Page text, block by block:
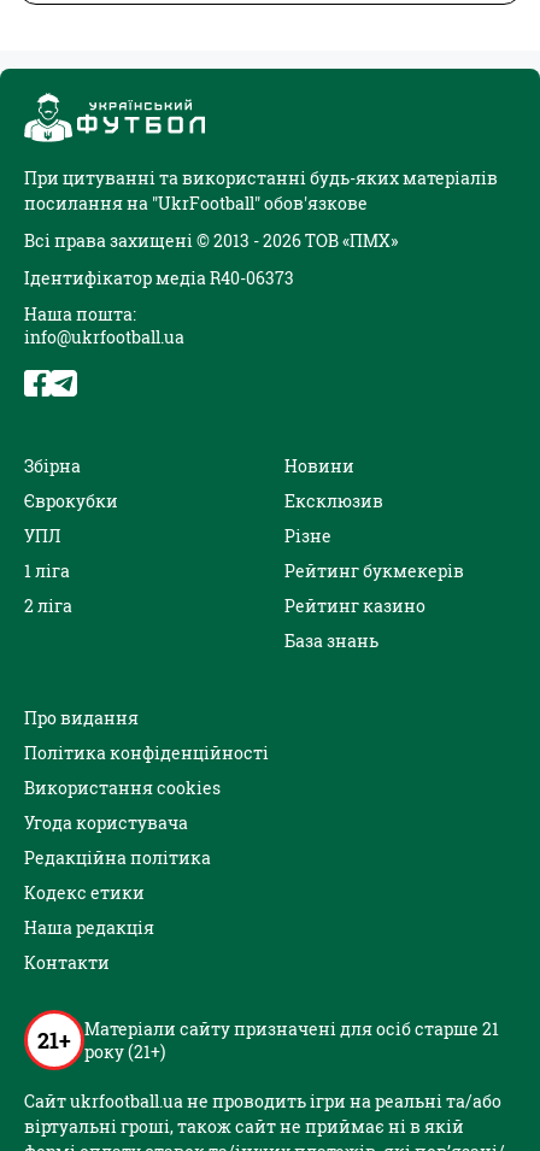
При цитуванні та використанні будь-яких матеріалів
посилання на "UkrFootball" обов'язкове
Всі права захищені © 2013 - 2026 ТОВ «ПМХ»
Ідентифікатор медіа R40-06373
Наша пошта:
info@ukrfootball.ua
Збірна
Єврокубки
УПЛ
1 ліга
2 ліга
Новини
Ексклюзив
Різне
Рейтинг букмекерів
Рейтинг казино
База знань
Про видання
Політика конфіденційності
Використання cookies
Угода користувача
Редакційна політика
Кодекс етики
Наша редакція
Контакти
21+ Матеріали сайту призначені для осіб старше 21
року (21+)
Сайт ukrfootball.ua не проводить ігри на реальні та/або
віртуальні гроші, також сайт не приймає ні в якій